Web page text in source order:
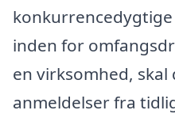
inden for
en virksomhed, skal
anmeldelser fra